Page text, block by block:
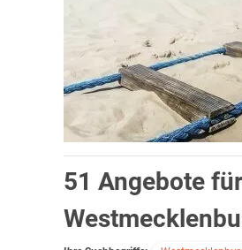
und Entspannung.
Urlaub Angebote
Radwandern
51 Angebote